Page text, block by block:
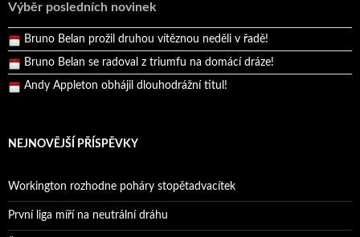
Výběr posledních novinek
Pražský přebor neskrblil překvapeními!
Bruno Belan prožil druhou vítěznou neděli v řadě!
Bruno Belan se radoval z triumfu na domácí dráze!
Andy Appleton obhájil dlouhodrážní titul!
NEJNOVĚJŠÍ PŘÍSPĚVKY
Workington rozhodne poháry stopětadvacítek
První liga míří na neutrální dráhu